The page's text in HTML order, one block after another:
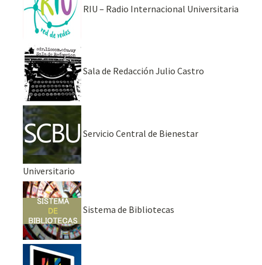
RIU – Radio Internacional Universitaria
Sala de Redacción Julio Castro
Servicio Central de Bienestar
Universitario
Sistema de Bibliotecas